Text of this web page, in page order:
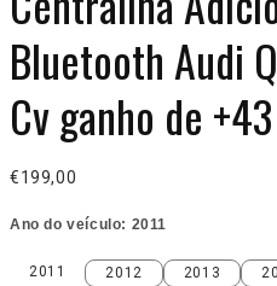
Bluetooth Audi
Cv ganho de
€199,00
Ano do veículo: 2011
2011
2011 2012
2012 2013
2013